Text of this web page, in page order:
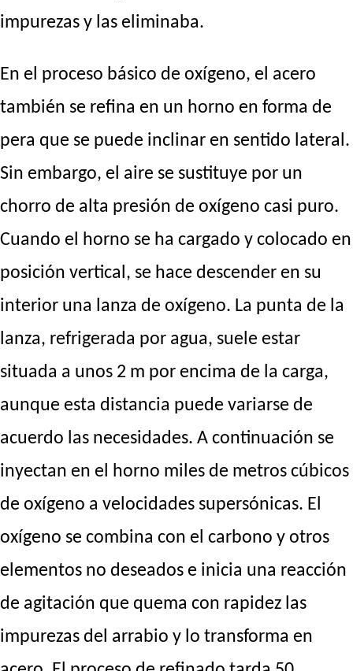
impurezas y las eliminaba.
En el proceso básico de oxígeno, el acero
también se refina en un horno en forma de
pera que se puede inclinar en sentido lateral.
Sin embargo, el aire se sustituye por un
chorro de alta presión de oxígeno casi puro.
Cuando el horno se ha cargado y colocado en
posición vertical, se hace descender en su
interior una lanza de oxígeno. La punta de la
lanza, refrigerada por agua, suele estar
situada a unos 2 m por encima de la carga,
aunque esta distancia puede variarse de
acuerdo las necesidades. A continuación se
inyectan en el horno miles de metros cúbicos
de oxígeno a velocidades supersónicas. El
oxígeno se combina con el carbono y otros
elementos no deseados e inicia una reacción
de agitación que quema con rapidez las
impurezas del arrabio y lo transforma en